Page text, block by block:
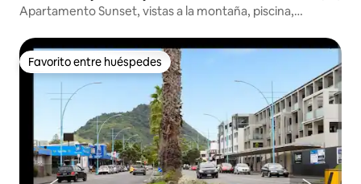
Apartamento Sunset, vistas a la montaña, piscina,
Favorito entre huéspedes
Favorito entre huéspedes